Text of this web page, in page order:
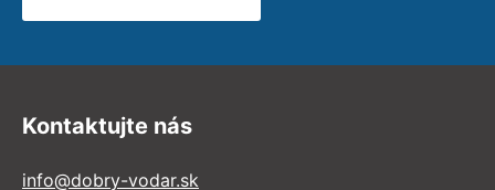
Kontaktujte nás
info@dobry-vodar.sk